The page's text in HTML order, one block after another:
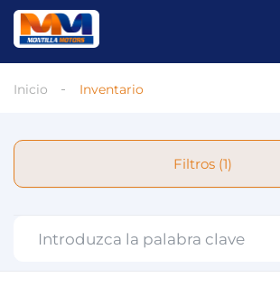
Inicio Inventario
Filtros (1)